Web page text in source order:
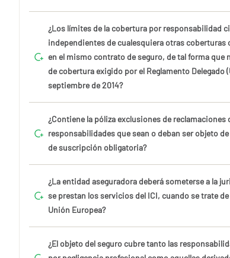
¿Los límites de la cobertura por responsabilidad
independientes de cualesquiera otras coberturas
en el mismo contrato de seguro, de tal forma que
de cobertura exigido por el Reglamento Delegado
septiembre de 2014?
¿Contiene la póliza exclusiones de reclamaciones
responsabilidades que sean o deban ser objeto
de suscripción obligatoria?
¿La entidad aseguradora deberá someterse a la
se prestan los servicios del ICI, cuando se trate
Unión Europea?
¿El objeto del seguro cubre tanto las